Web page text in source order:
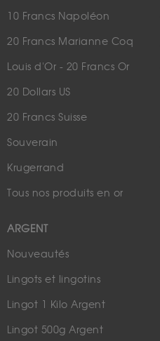
10 Francs Napoléon
20 Francs Marianne Coq
Louis d'Or - 20 Francs Or
20 Dollars US
20 Francs Suisse
Souverain
Krugerrand
Tous nos produits en or
ARGENT
Nouveautés
Lingots et lingotins
Lingot 1 Kilo Argent
Lingot 500g Argent